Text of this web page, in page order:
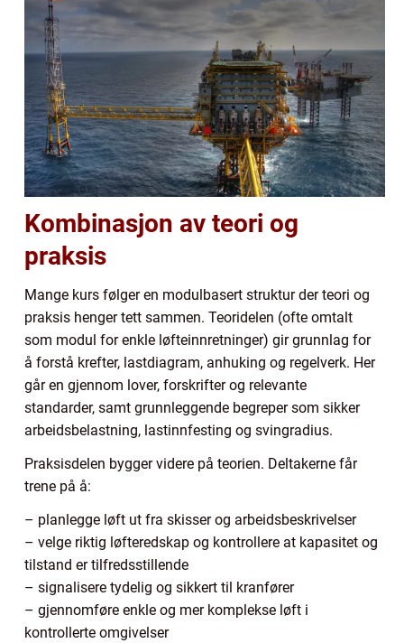
Kombinasjon av teori og
praksis
Mange kurs følger en modulbasert struktur der teori og
praksis henger tett sammen. Teoridelen (ofte omtalt
som modul for enkle løfteinnretninger) gir grunnlag for
å forstå krefter, lastdiagram, anhuking og regelverk. Her
går en gjennom lover, forskrifter og relevante
standarder, samt grunnleggende begreper som sikker
arbeidsbelastning, lastinnfesting og svingradius.
Praksisdelen bygger videre på teorien. Deltakerne får
trene på å:
– planlegge løft ut fra skisser og arbeidsbeskrivelser
– velge riktig løfteredskap og kontrollere at kapasitet og
tilstand er tilfredsstillende
– signalisere tydelig og sikkert til kranfører
– gjennomføre enkle og mer komplekse løft i
kontrollerte omgivelser